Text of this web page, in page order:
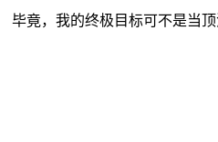
毕竟，我的终极目标可不是当